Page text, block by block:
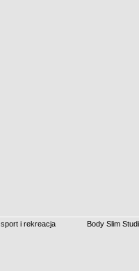
sport i rekreacja Body Slim